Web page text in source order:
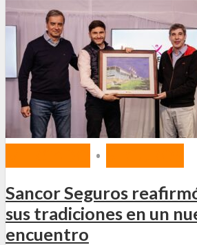
•
Sancor Seguros
sus tradiciones en un
encuentro